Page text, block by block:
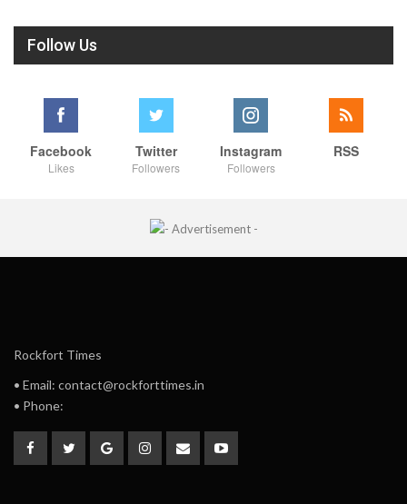
Follow Us
Facebook
Likes
Twitter
Followers
Instagram
Followers
RSS
Rockfort Times
• Email: contact@rockforttimes.in
• Phone: